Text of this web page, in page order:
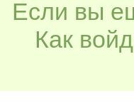
Если вы
Как